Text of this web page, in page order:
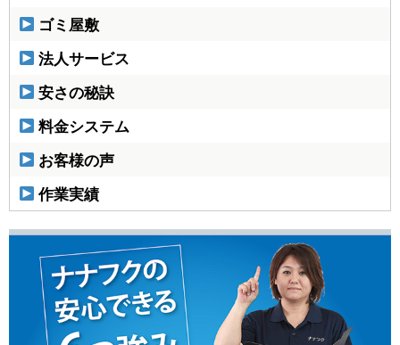
ゴミ屋敷
法人サービス
安さの秘訣
料金システム
お客様の声
作業実績